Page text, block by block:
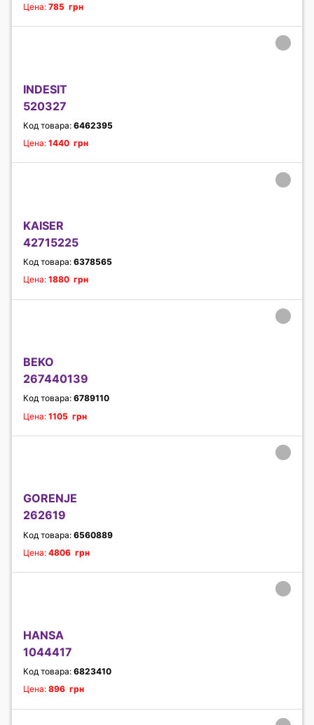
Цена: 785 грн
INDESIT
520327
Код товара: 6462395
Цена: 1440 грн
KAISER
42715225
Код товара: 6378565
Цена: 1880 грн
BEKO
267440139
Код товара: 6789110
Цена: 1105 грн
GORENJE
262619
Код товара: 6560889
Цена: 4806 грн
HANSA
1044417
Код товара: 6823410
Цена: 896 грн